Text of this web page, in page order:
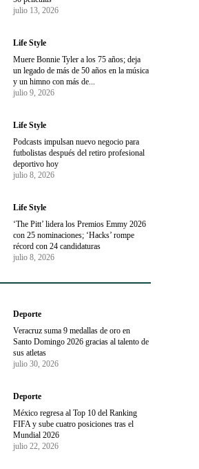
julio 13, 2026
Life Style
Muere Bonnie Tyler a los 75 años; deja
un legado de más de 50 años en la música
y un himno con más de...
julio 9, 2026
Life Style
Podcasts impulsan nuevo negocio para
futbolistas después del retiro profesional
deportivo hoy
julio 8, 2026
Life Style
‘The Pitt’ lidera los Premios Emmy 2026
con 25 nominaciones; ‘Hacks’ rompe
récord con 24 candidaturas
julio 8, 2026
Deporte
Veracruz suma 9 medallas de oro en
Santo Domingo 2026 gracias al talento de
sus atletas
julio 30, 2026
Deporte
México regresa al Top 10 del Ranking
FIFA y sube cuatro posiciones tras el
Mundial 2026
julio 22, 2026